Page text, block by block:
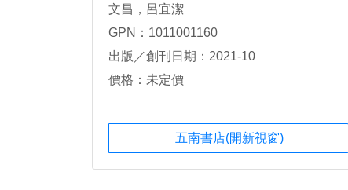
文昌，呂宜潔
GPN：1011001160
出版／創刊日期：2021-10
價格：未定價
五南書店(開新視窗)